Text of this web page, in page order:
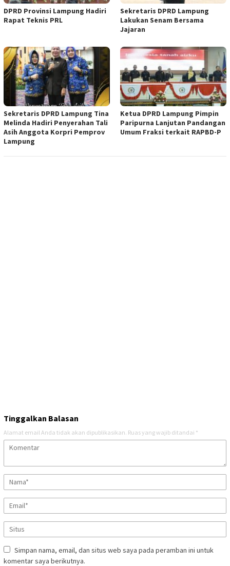
DPRD Provinsi Lampung Hadiri
Rapat Teknis PRL
Sekretaris DPRD Lampung
Lakukan Senam Bersama
Jajaran
Sekretaris DPRD Lampung Tina
Melinda Hadiri Penyerahan Tali
Asih Anggota Korpri Pemprov
Lampung
Ketua DPRD Lampung Pimpin
Paripurna Lanjutan Pandangan
Umum Fraksi terkait RAPBD-P
Tinggalkan Balasan
Alamat email Anda tidak akan dipublikasikan. Ruas yang wajib ditandai *
Simpan nama, email, dan situs web saya pada peramban ini untuk
komentar saya berikutnya.